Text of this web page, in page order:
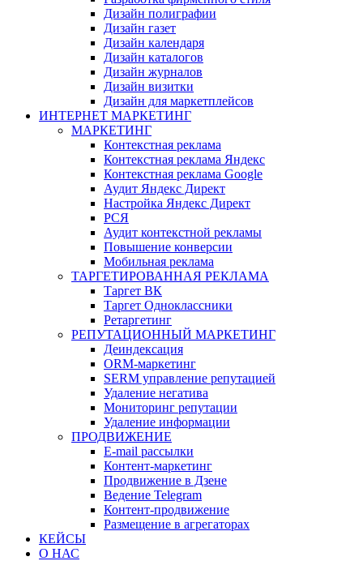
Дизайн полиграфии
Дизайн газет
Дизайн календаря
Дизайн каталогов
Дизайн журналов
Дизайн визитки
Дизайн для маркетплейсов
ИНТЕРНЕТ МАРКЕТИНГ
МАРКЕТИНГ
Контекстная реклама
Контекстная реклама Яндекс
Контекстная реклама Google
Аудит Яндекс Директ
Настройка Яндекс Директ
РСЯ
Аудит контекстной рекламы
Повышение конверсии
Мобильная реклама
ТАРГЕТИРОВАННАЯ РЕКЛАМА
Таргет ВК
Таргет Одноклассники
Ретаргетинг
РЕПУТАЦИОННЫЙ МАРКЕТИНГ
Деиндексация
ORM-маркетинг
SERM управление репутацией
Удаление негатива
Мониторинг репутации
Удаление информации
ПРОДВИЖЕНИЕ
E-mail рассылки
Контент-маркетинг
Продвижение в Дзене
Ведение Telegram
Контент-продвижение
Размещение в агрегаторах
КЕЙСЫ
О НАС